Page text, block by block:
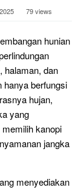
79 views
hunian
halaman, dan
hanya berfungsi
hujan,
yang
kanopi
jangka
menyediakan